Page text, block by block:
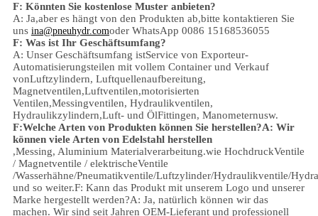
F: Könnten Sie kostenlose Muster anbieten?
A: Ja,aber es hängt von den Produkten ab,bitte kontaktieren Sie
uns ina@pneuhydr.comoder WhatsApp 0086 15168536055
F: Was ist Ihr Geschäftsumfang?
A: Unser Geschäftsumfang istService von Exporteur-
Automatisierungsteilen mit vollem Container und Verkauf
vonLuftzylindern, Luftquellenaufbereitung,
Magnetventilen,Luftventilen,motorisierten
Ventilen,Messingventilen, Hydraulikventilen,
Hydraulikzylindern,Luft- und ÖlFittingen, Manometernusw.
F:Welche Arten von Produkten können Sie herstellen?A: Wir
können viele Arten von Edelstahl herstellen
,Messing, Aluminium Materialverarbeitung.wie HochdruckVentile
/ Magnetventile / elektrischeVentile
/Wasserhähne/Pneumatikventile/Luftzylinder/Hydraulikventile/
und so weiter.F: Kann das Produkt mit unserem Logo und unserer
Marke hergestellt werden?A: Ja, natürlich können wir das
machen. Wir sind seit Jahren OEM-Lieferant und professionell